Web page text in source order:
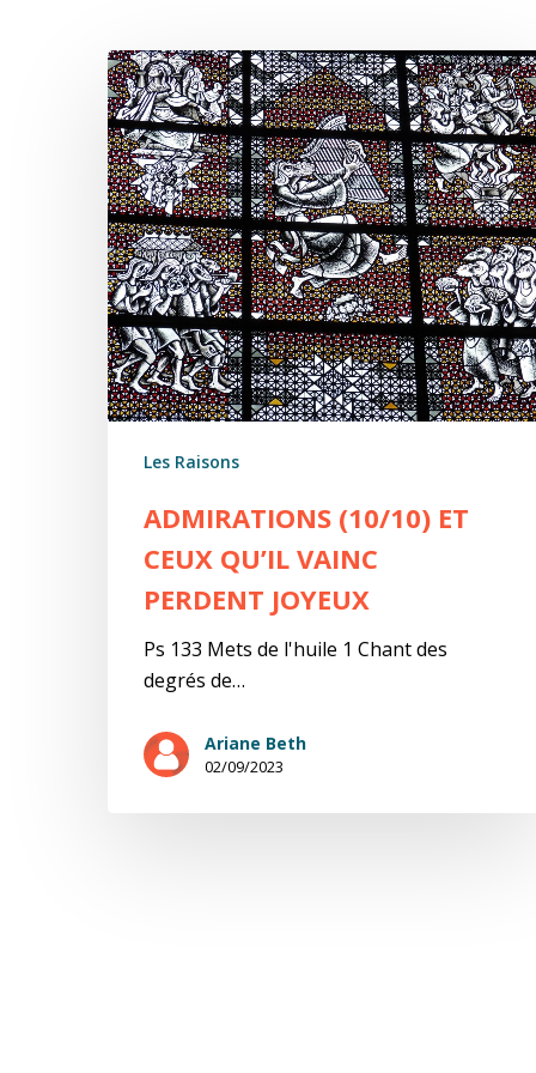
Admirations
(10/10)
Et
ceux
qu’il
vainc
perdent
joyeux
Les Raisons
ADMIRATIONS (10/10) ET
CEUX QU’IL VAINC
PERDENT JOYEUX
Ps 133 Mets de l'huile 1 Chant des
degrés de…
Ariane Beth
02/09/2023